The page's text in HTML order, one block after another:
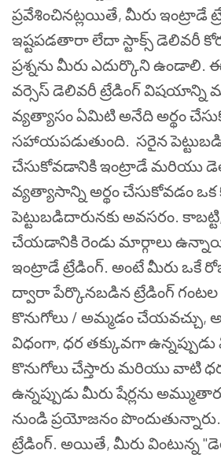
ప్రవేశించినట్లయితే, మీరు ఇంట్రాడే
ఇష్టపడతారా లేదా స్టాక్స్ డెలివరీ
ప్రశ్నను మీరు ఎదుర్కొని ఉండాలి.
వర్సెస్ డెలివరీ ట్రేడింగ్
వ్యత్యాసం ఏమిటి అనేది అర్థం
సహాయపడుతుంది. సరైన
చేసుకోవడానికి ఇంట్రాడే మరియు
వ్యత్యాసాన్ని అర్థం చేసుకోవడం ఒక
పెట్టుబడిదారునకు అవసరం.
చేయడానికి రెండు మార్గాలు
ఇంట్రాడే ట్రేడింగ్. అంటే మీరు ఒకే
ద్వారా పేర్కొనబడిన ట్రేడింగ్
కొనుగోలు / అమ్మడం చేయవచ్చు,
విధంగా, ధర తక్కువగా ఉన్నప్పుడు
కొనుగోలు చేస్తారు మరియు వాటి
ఉన్నప్పుడు మీరు షేర్లను
నుండి ప్రయోజనం
ట్రేడింగ్. అయితే, మీరు వింటున్న